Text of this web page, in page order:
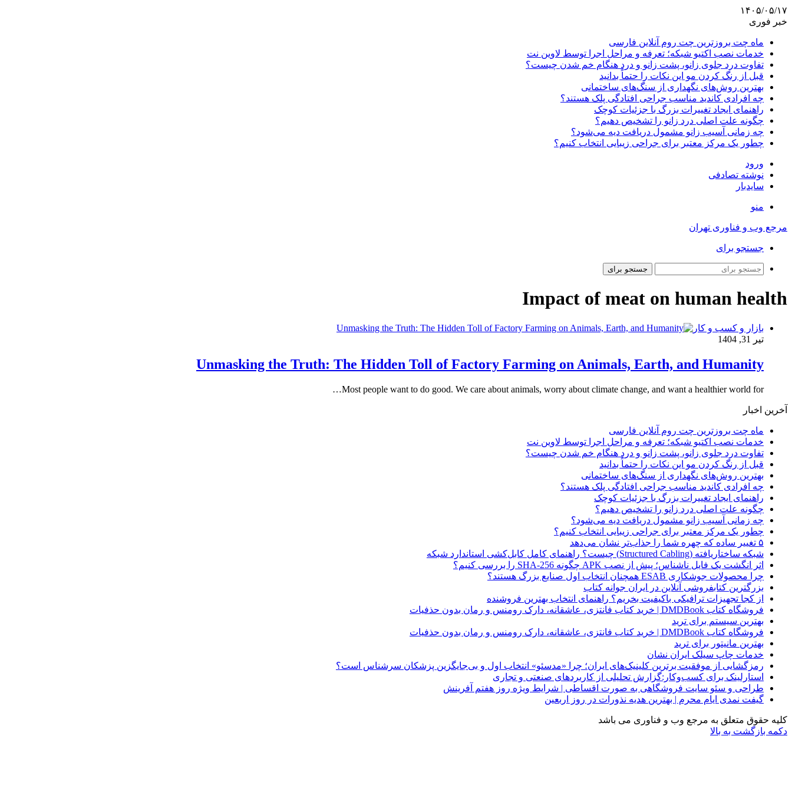
۱۴۰۵/۰۵/۱۷
خبر فوری
ماه چت بروزترین چت روم آنلاین فارسی
خدمات نصب اکتیو شبکه؛ تعرفه و مراحل اجرا توسط لاوین نت
تفاوت درد جلوی زانو، پشت زانو و درد هنگام خم شدن چیست؟
قبل از رنگ کردن مو این نکات را حتماً بدانید
بهترین روش‌های نگهداری از سنگ‌های ساختمانی
چه افرادی کاندید مناسب جراحی افتادگی پلک هستند؟
راهنمای ایجاد تغییرات بزرگ با جزئیات کوچک
چگونه علت اصلی درد زانو را تشخیص دهیم؟
چه زمانی آسیب زانو مشمول دریافت دیه می‌شود؟
چطور یک مرکز معتبر برای جراحی زیبایی انتخاب کنیم؟
ورود
نوشته تصادفی
سایدبار
منو
مرجع وب و فناوری تهران
جستجو برای
جستجو برای
Impact of meat on human health
بازار و کسب و کار
تیر 31, 1404
Unmasking the Truth: The Hidden Toll of Factory Farming on Animals, Earth, and Humanity
Most people want to do good. We care about animals, worry about climate change, and want a healthier world for…
آخرین اخبار
ماه چت بروزترین چت روم آنلاین فارسی
خدمات نصب اکتیو شبکه؛ تعرفه و مراحل اجرا توسط لاوین نت
تفاوت درد جلوی زانو، پشت زانو و درد هنگام خم شدن چیست؟
قبل از رنگ کردن مو این نکات را حتماً بدانید
بهترین روش‌های نگهداری از سنگ‌های ساختمانی
چه افرادی کاندید مناسب جراحی افتادگی پلک هستند؟
راهنمای ایجاد تغییرات بزرگ با جزئیات کوچک
چگونه علت اصلی درد زانو را تشخیص دهیم؟
چه زمانی آسیب زانو مشمول دریافت دیه می‌شود؟
چطور یک مرکز معتبر برای جراحی زیبایی انتخاب کنیم؟
۵ تغییر ساده که چهره شما را جذاب‌تر نشان می‌دهد
شبکه ساختاریافته (Structured Cabling) چیست؟ راهنمای کامل کابل‌کشی استاندارد شبکه
اثر انگشت یک فایل ناشناس؛ پیش از نصب APK چگونه SHA-256 را بررسی کنیم؟
چرا محصولات جوشکاری ESAB همچنان انتخاب اول صنایع بزرگ هستند؟
بزرگترین کتابفروشی آنلاین در ایران جوانه کتاب
از کجا تجهیزات ترافیکی باکیفیت بخریم؟ راهنمای انتخاب بهترین فروشنده
فروشگاه کتاب DMDBook | خرید کتاب فانتزی، عاشقانه، دارک رومنس و رمان بدون حذفیات
بهترین سیستم برای ترید
فروشگاه کتاب DMDBook | خرید کتاب فانتزی، عاشقانه، دارک رومنس و رمان بدون حذفیات
بهترین مانیتور برای ترید
خدمات چاپ سیلک ایران نشان
رمزگشایی از موفقیت برترین کلینیک‌های ایران؛ چرا «مدسئو» انتخاب اول و بی‌جایگزین پزشکان سرشناس است؟
استارلینک برای کسب‌وکار:گزارش تحلیلی از کاربردهای صنعتی و تجاری
طراحی و سئو سایت فروشگاهی به صورت اقساطی | شرایط ویژه روز هفتم آفرینش
گیفت نمدی ایام محرم | بهترین هدیه نذورات در روز اربعین
کلیه حقوق متعلق به مرجع وب و فناوری می باشد
دکمه بازگشت به بالا